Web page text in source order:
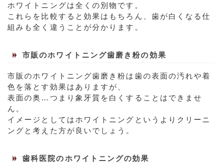
ホワイトニングは全くの別物です。
これらを比較すると効果はもちろん、歯が白くなる仕
組みも全く違うことが分かります。
市販のホワイトニング歯磨き粉の効果
市販のホワイトニング歯磨き粉は歯の表面の汚れや着
色を落とす効果はありますが、
表面の奥…つまり象牙質を白くすることはできませ
ん。
イメージとしてはホワイトニングというよりクリーニ
ングと考えた方が良いでしょう。
歯科医院のホワイトニングの効果